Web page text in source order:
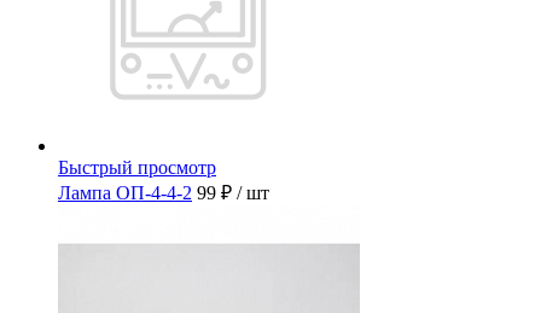
Быстрый просмотр
Лампа ОП-4-4-2 99 ₽ / шт